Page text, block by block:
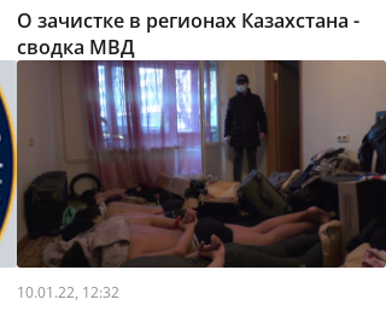
О зачистке в регионах Казахстана -
сводка МВД
10.01.22, 12:32